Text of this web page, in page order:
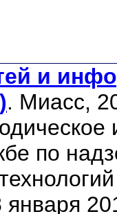
и
. Миасс,
по